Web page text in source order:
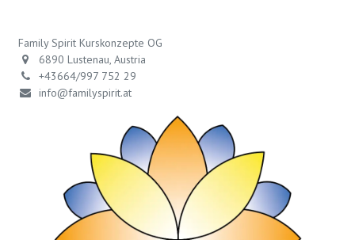
Family Spirit Kurskonzepte OG
6890 Lustenau, Austria
+43664/997 752 29
info@familyspirit.at